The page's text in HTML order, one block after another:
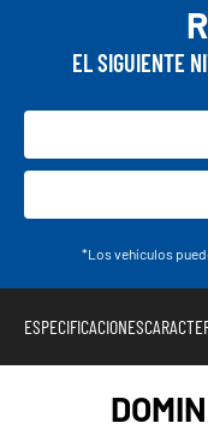
EL SIGUIENTE
*Los vehículos
ESPECIFICACIONES